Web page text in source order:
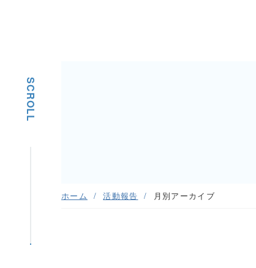
SCROLL
ホーム 活動報告 月別アーカイブ